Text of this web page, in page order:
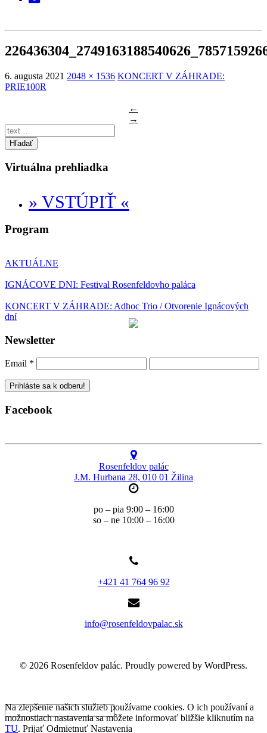
6. augusta 2021 2048 × 1536 KONCERT V ZÁHRADE:
PRIE100R
←
→
Hľadať
Virtuálna prehliadka
» VSTÚPIŤ «
Program
AKTUÁLNE
IGNÁCOVE DNI: Festival Rosenfeldovho paláca
KONCERT V ZÁHRADE: Adhoc Trio / Otvorenie Ignácových
dní
Newsletter
Email *
Facebook
Rosenfeldov palác
J.M. Hurbana 28, 010 01 Žilina
po – pia 9:00 – 16:00
so – ne 10:00 – 16:00
+421 41 764 96 92
info@rosenfeldovpalac.sk
© 2026 Rosenfeldov palác. Proudly powered by WordPress.
Na zlepšenie našich služieb používame cookies. O ich používaní a
možnostiach nastavenia sa môžete informovať bližšie kliknutím na
TU. Prijať Odmietnuť Nastavenia